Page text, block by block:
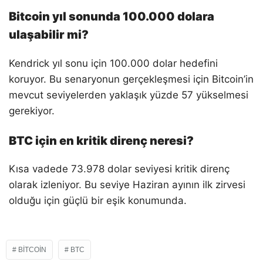
Bitcoin yıl sonunda 100.000 dolara
ulaşabilir mi?
Kendrick yıl sonu için 100.000 dolar hedefini
koruyor. Bu senaryonun gerçekleşmesi için Bitcoin’in
mevcut seviyelerden yaklaşık yüzde 57 yükselmesi
gerekiyor.
BTC için en kritik direnç neresi?
Kısa vadede 73.978 dolar seviyesi kritik direnç
olarak izleniyor. Bu seviye Haziran ayının ilk zirvesi
olduğu için güçlü bir eşik konumunda.
BITCOIN BTC